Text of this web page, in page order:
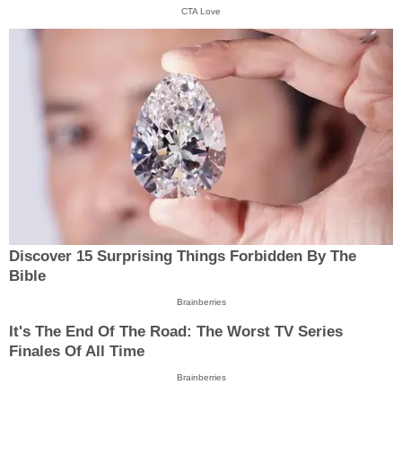
CTA Love
Discover 15 Surprising Things Forbidden By The
Bible
Brainberries
It's The End Of The Road: The Worst TV Series
Finales Of All Time
Brainberries